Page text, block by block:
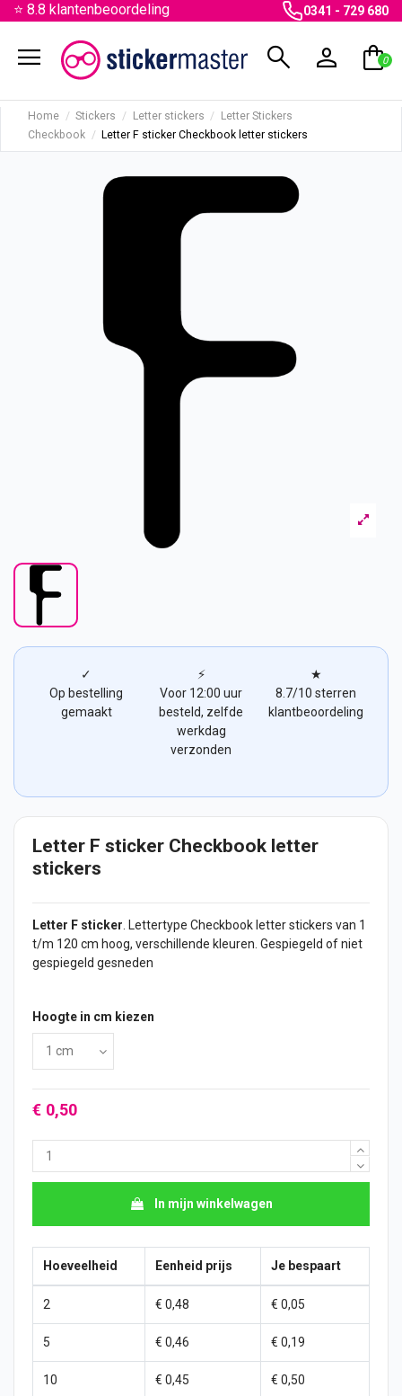
⭐ 8.8 klantenbeoordeling 0341 - 729 680
menu search person shopping_bag
0
Home Stickers Letter stickers
Letter Stickers
Checkbook
Letter F sticker Checkbook letter stickers
✓
Op bestelling
gemaakt
⚡
Voor 12:00 uur
besteld, zelfde
werkdag
verzonden
★
8.7/10 sterren
klantbeoordeling
Letter F sticker Checkbook letter
stickers
Letter F sticker . Lettertype Checkbook letterstickers van 1
t/m 120 cm hoog, verschillende kleuren. Gespiegeld of niet
gespiegeld gesneden
Hoogte in cm kiezen
€ 0,50
In mijn winkelwagen
Hoeveelheid Eenheid prijs Je bespaart
2 € 0,48 € 0,05
5 € 0,46 € 0,19
10 € 0,45 € 0,50